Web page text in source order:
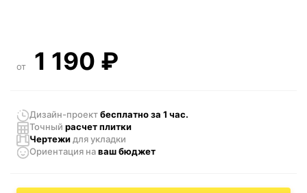
от 1 190 ₽
Дизайн-проектбесплатно за 1 час.
Точный расчет плитки
Чертежи для укладки
Ориентация наваш бюджет